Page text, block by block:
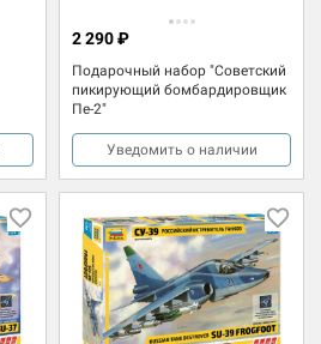
Подарочный набор "Советский
пикирующий бомбардировщик
Пе-2"
2 290 ₽
Уведомить о наличии